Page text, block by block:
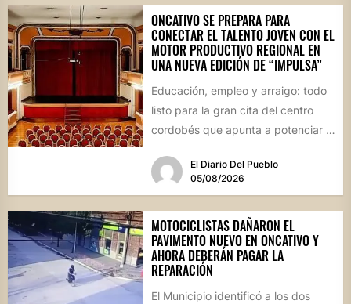
ONCATIVO SE PREPARA PARA
CONECTAR EL TALENTO JOVEN CON EL
MOTOR PRODUCTIVO REGIONAL EN
UNA NUEVA EDICIÓN DE “IMPULSA”
Educación, empleo y arraigo: todo
listo para la gran cita del centro
cordobés que apunta a potenciar el
El Diario Del Pueblo
05/08/2026
MOTOCICLISTAS DAÑARON EL
PAVIMENTO NUEVO EN ONCATIVO Y
AHORA DEBERÁN PAGAR LA
REPARACIÓN
El Municipio identificó a los dos